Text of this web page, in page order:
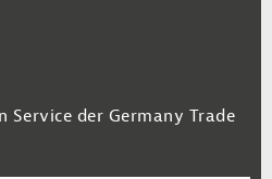
Service der Germany Trade